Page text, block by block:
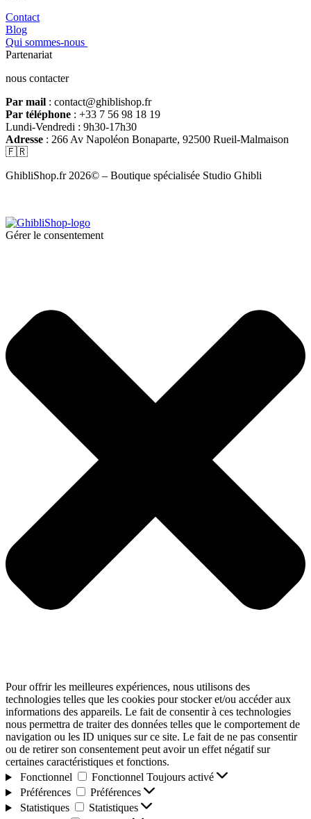
Contact
Blog
Qui sommes-nous
Partenariat
nous contacter
Par mail : contact@ghiblishop.fr
Par téléphone : +33 7 56 98 18 19
Lundi-Vendredi : 9h30-17h30
Adresse : 266 Av Napoléon Bonaparte, 92500 Rueil-Malmaison
🇫🇷
GhibliShop.fr 2026© – Boutique spécialisée Studio Ghibli
Gérer le consentement
Pour offrir les meilleures expériences, nous utilisons des
technologies telles que les cookies pour stocker et/ou accéder aux
informations des appareils. Le fait de consentir à ces technologies
nous permettra de traiter des données telles que le comportement de
navigation ou les ID uniques sur ce site. Le fait de ne pas consentir
ou de retirer son consentement peut avoir un effet négatif sur
certaines caractéristiques et fonctions.
Fonctionnel
Fonctionnel Toujours activé
Préférences
Préférences
Statistiques
Statistiques